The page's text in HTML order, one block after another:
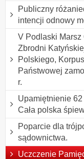
Publiczny
intencji odnowy
V Podlaski
Zbrodni
Polskiego,
Państwowej
r.
Upamiętnienie
Cała polska
Poparcie dla
sądownictwa.
Uczczenie